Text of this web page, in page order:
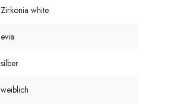
Zirkonia white
evia
silber
weiblich